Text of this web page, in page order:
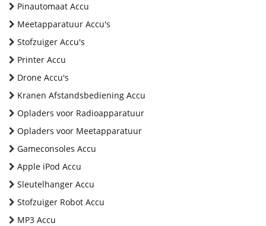
Pinautomaat Accu
Meetapparatuur Accu's
Stofzuiger Accu's
Printer Accu
Drone Accu's
Kranen Afstandsbediening Accu
Opladers voor Radioapparatuur
Opladers voor Meetapparatuur
Gameconsoles Accu
Apple iPod Accu
Sleutelhanger Accu
Stofzuiger Robot Accu
MP3 Accu